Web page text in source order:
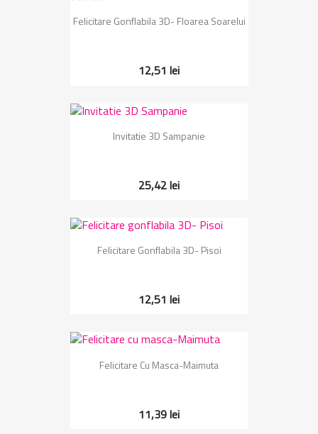
Felicitare Gonflabila 3D- Floarea Soarelui
12,51 lei
Invitatie 3D Sampanie
25,42 lei
Felicitare Gonflabila 3D- Pisoi
12,51 lei
Felicitare Cu Masca-Maimuta
11,39 lei